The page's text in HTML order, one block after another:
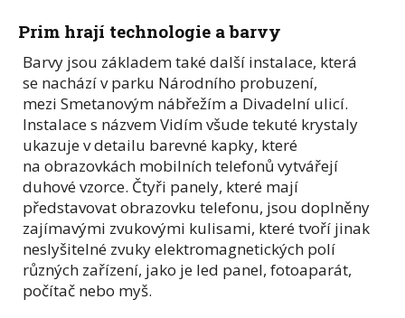
Prim hrají technologie a barvy
Barvy jsou základem také další instalace, která
se nachází v parku Národního probuzení,
mezi Smetanovým nábřežím a Divadelní ulicí.
Instalace s názvem Vidím všude tekuté krystaly
ukazuje v detailu barevné kapky, které
na obrazovkách mobilních telefonů vytvářejí
duhové vzorce. Čtyři panely, které mají
představovat obrazovku telefonu, jsou doplněny
zajímavými zvukovými kulisami, které tvoří jinak
neslyšitelné zvuky elektromagnetických polí
různých zařízení, jako je led panel, fotoaparát,
počítač nebo myš.